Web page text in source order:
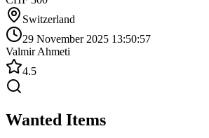
Switzerland
29 November 2025 13:50:57
Valmir Ahmeti
4.5
Wanted Items